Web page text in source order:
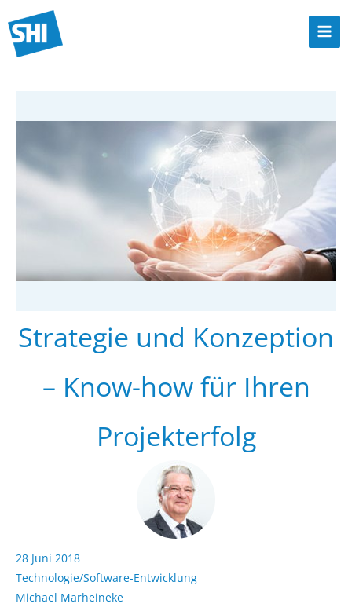
Inhalt
springen
Strategie und Konzeption
– Know-how für Ihren
Projekterfolg
28 Juni 2018
Technologie/Software-Entwicklung
Michael Marheineke